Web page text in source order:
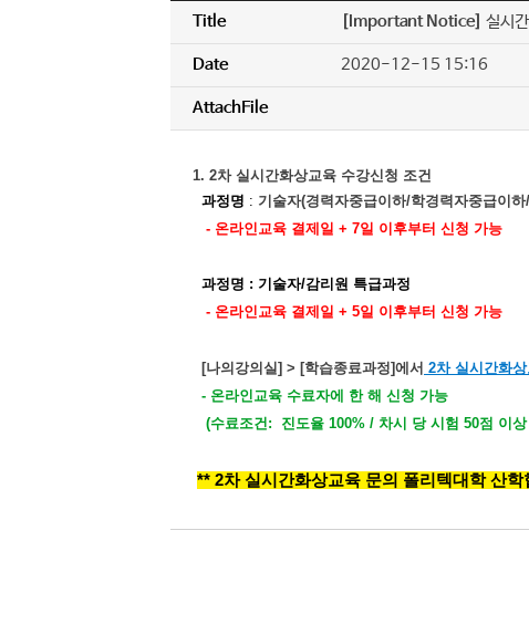
Title [Important Notice] 실시
Date 2020-12-15 15:16
AttachFile
1. 2차 실시간화상교육 수강신청 조건
과정명 : 기술자(경력자중급이하/학경력자중급이하/
- 온라인교육 결제일 + 7일 이후부터 신청 가능
과정명 : 기술자/감리원 특급과정
- 온라인교육 결제일 + 5일 이후부터 신청 가능
[나의강의실] > [학습종료과정]에서 2차 실시간화상
- 온라인교육 수료자에 한 해 신청 가능
(수료조건: 진도율 100% / 차시 당 시험 50점 이상
** 2차 실시간화상교육 문의 폴리텍대학 산학